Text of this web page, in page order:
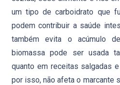
um tipo de carboidrato que
podem contribuir a saúde
também evita o acúmulo
biomassa pode ser usada
quanto em receitas salgadas
por isso, não afeta o marcante